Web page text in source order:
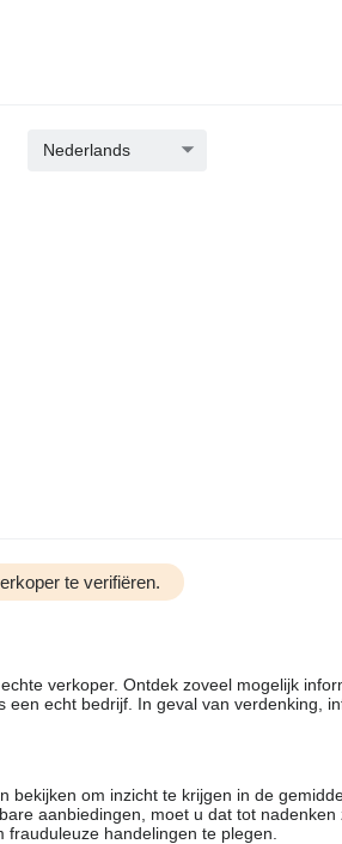
Nederlands
te verifiëren.
verkoper. Ontdek zoveel mogelijk
echt bedrijf. In geval van verdenking,
om inzicht te krijgen in de
aanbiedingen, moet u dat tot nadenken
handelingen te plegen.